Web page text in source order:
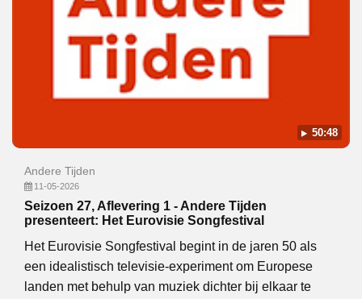
50:48
Andere Tijden
11-05-2026
Seizoen 27, Aflevering 1 - Andere Tijden
presenteert: Het Eurovisie Songfestival
Het Eurovisie Songfestival begint in de jaren 50 als
een idealistisch televisie-experiment om Europese
landen met behulp van muziek dichter bij elkaar te